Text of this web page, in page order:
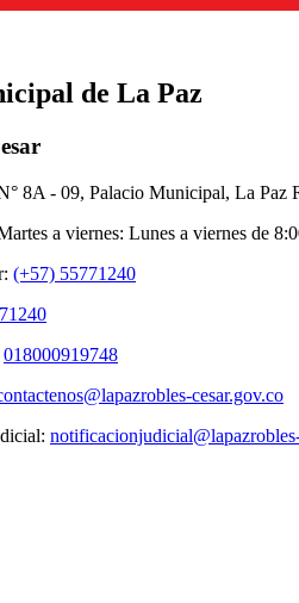
de La Paz
8A - 09, Palacio Municipal, La Paz
a viernes: Lunes a viernes de
(+57) 55771240
018000919748
cesar.gov.co